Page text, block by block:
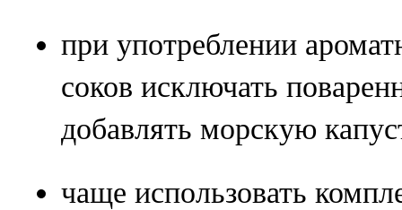
при употреблении
соков исключать
добавлять морскую
чаще использовать